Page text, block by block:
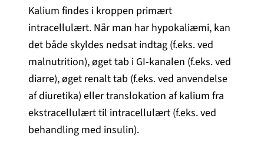
Kalium findes i kroppen primært
intracellulært. Når man har hypokaliæmi, kan
det både skyldes nedsat indtag (f.eks. ved
malnutrition), øget tab i GI-kanalen (f.eks. ved
diarre), øget renalt tab (f.eks. ved anvendelse
af diuretika) eller translokation af kalium fra
ekstracellulært til intracellulært (f.eks. ved
behandling med insulin).